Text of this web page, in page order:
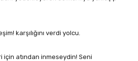
karşılığını verdi yolcu.
için atından inmeseydin! Seni